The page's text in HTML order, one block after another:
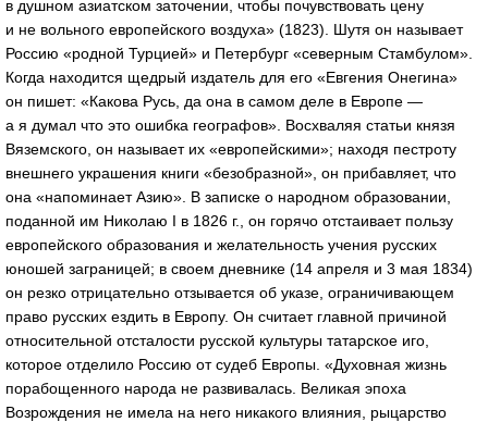
в душном азиатском заточении, чтобы почувствовать цену
и не вольного европейского воздуха» (1823). Шутя он называет
Россию «родной Турцией» и Петербург «северным Стамбулом».
Когда находится щедрый издатель для его «Евгения Онегина»
он пишет: «Какова Русь, да она в самом деле в Европе —
а я думал что это ошибка географов». Восхваляя статьи князя
Вяземского, он называет их «европейскими»; находя пестроту
внешнего украшения книги «безобразной», он прибавляет, что
она «напоминает Азию». В записке о народном образовании,
поданной им Николаю I в 1826 г., он горячо отстаивает пользу
европейского образования и желательность учения русских
юношей заграницей; в своем дневнике (14 апреля и 3 мая 1834)
он резко отрицательно отзывается об указе, ограничивающем
право русских ездить в Европу. Он считает главной причиной
относительной отсталости русской культуры татарское иго,
которое отделило Россию от судеб Европы. «Духовная жизнь
порабощенного народа не развивалась. Великая эпоха
Возрождения не имела на него никакого влияния, рыцарство